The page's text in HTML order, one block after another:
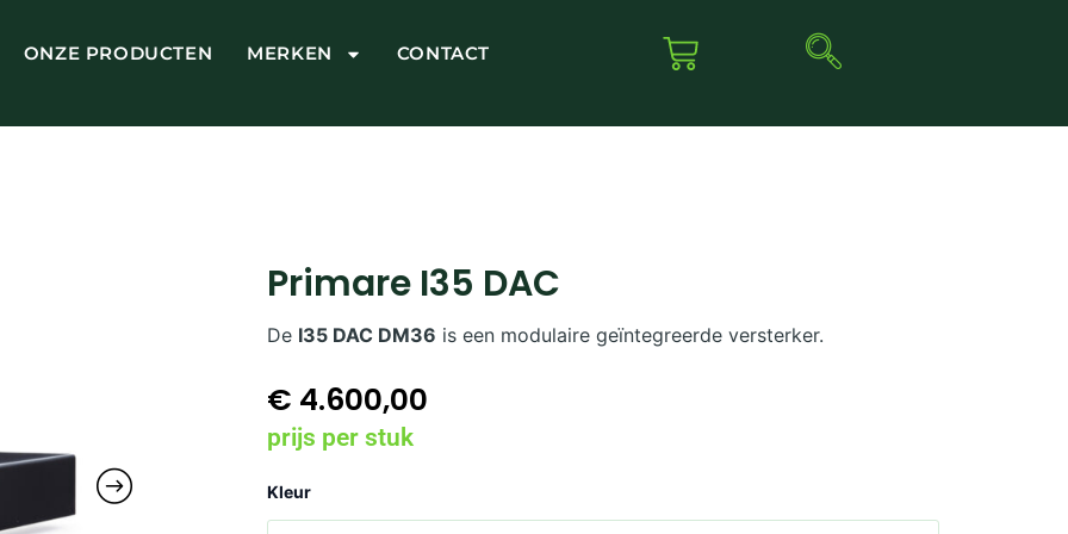
ONZE PRODUCTEN MERKEN CONTACT
Primare I35 DAC
De I35 DAC DM36 is een modulaire geïntegreerde versterker.
€ 4.600,00
prijs per stuk
Kleur
Primare
I35